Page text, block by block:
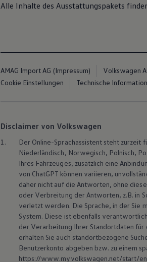
Alle Inhalte des Ausstattungspakets
AMAG Import AG (Impressum) Volkswagen
Cookie Einstellungen
Technische
Disclaimer von Volkswagen
1.
Der Online-Sprachassistent steht zurzeit
Niederländisch, Norwegisch, Polnisch,
Ihres Fahrzeuges, zusätzlich eine
von ChatGPT können variieren,
daher nicht auf die Antworten, ohne
oder Verbreitung der Antworten, z.B. in
verletzt werden. Die Sprache, in der Sie
System. Diese ist ebenfalls
der Verarbeitung Ihrer Standortdaten für
erhalten Sie auch standortbezogene
Benutzerkonto abgeben bzw. zu einem
https://www.myvolkswagen.net/start/en/